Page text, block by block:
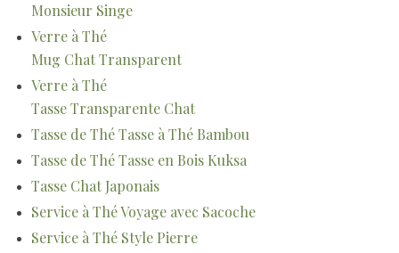
Monsieur Singe
Verre à Thé
Mug Chat Transparent
Verre à Thé
Tasse Transparente Chat
Tasse de Thé Tasse à Thé Bambou
Tasse de Thé Tasse en Bois Kuksa
Tasse Chat Japonais
Service à Thé Voyage avec Sacoche
Service à Thé Style Pierre